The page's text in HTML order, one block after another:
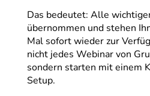
Das bedeutet: Alle
übernommen und stehen
Mal sofort wieder zur
nicht jedes Webinar von
sondern starten mit einem
Setup.